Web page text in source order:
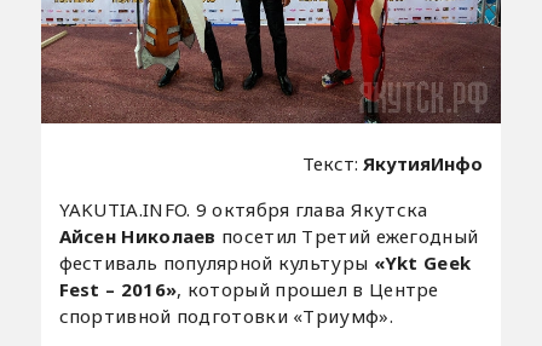
Текст: ЯкутияИнфо
YAKUTIA.INFO. 9 октября глава Якутска
Айсен Николаев посетил Третий ежегодный
фестиваль популярной культуры «Ykt Geek
Fest – 2016», который прошел в Центре
спортивной подготовки «Триумф».